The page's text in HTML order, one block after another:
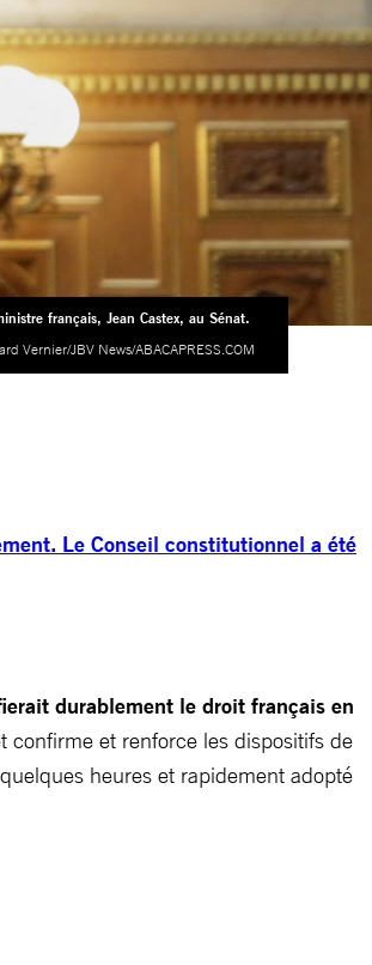
français, Jean Castex, au Sénat.
Vernier/JBV News/ABACAPRESS.COM
Le Conseil constitutionnel a été
durablement le droit français en
confirme et renforce les dispositifs de
heures et rapidement adopté